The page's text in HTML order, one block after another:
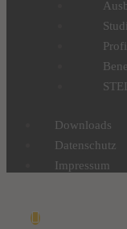
Downloads
Datenschutz
Impressum